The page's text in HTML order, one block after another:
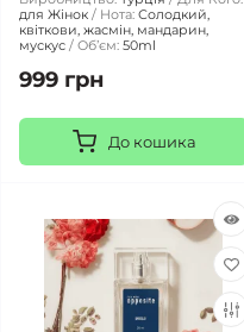
для Жінок
Нота: Солодкий,
квіткови, жасмін, мандарин,
мускус
Обʼєм: 50ml
999 грн
До кошика